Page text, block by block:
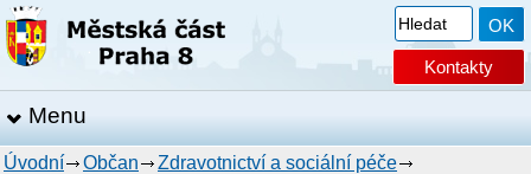
Kontakty
Menu
Úvodní Občan
Zdravotnictví a sociální péče